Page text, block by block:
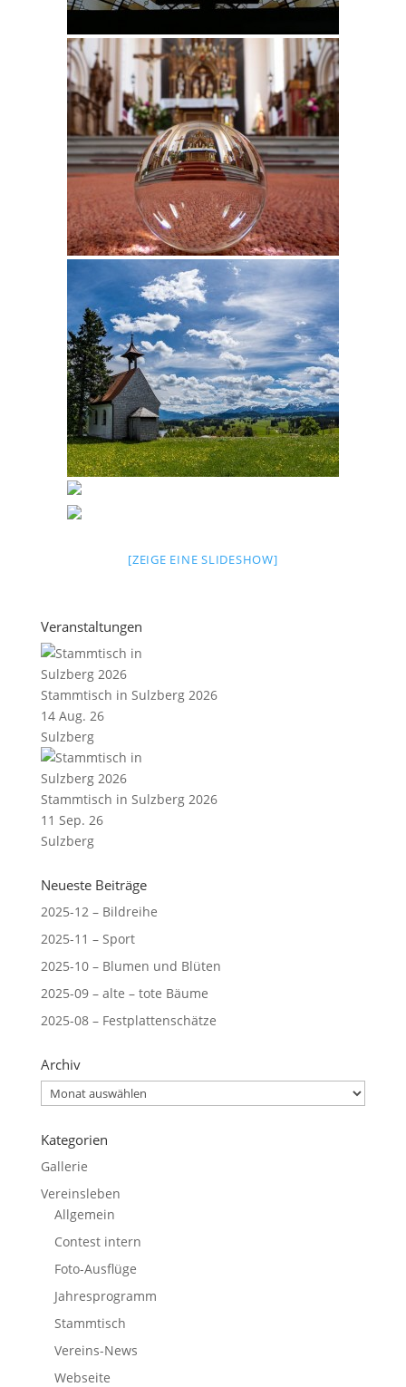
[ZEIGE EINE SLIDESHOW]
Veranstaltungen
Stammtisch in Sulzberg 2026
14 Aug. 26
Sulzberg
Stammtisch in Sulzberg 2026
11 Sep. 26
Sulzberg
Neueste Beiträge
2025-12 – Bildreihe
2025-11 – Sport
2025-10 – Blumen und Blüten
2025-09 – alte – tote Bäume
2025-08 – Festplattenschätze
Archiv
Archiv
Kategorien
Gallerie
Vereinsleben
Allgemein
Contest intern
Foto-Ausflüge
Jahresprogramm
Stammtisch
Vereins-News
Webseite